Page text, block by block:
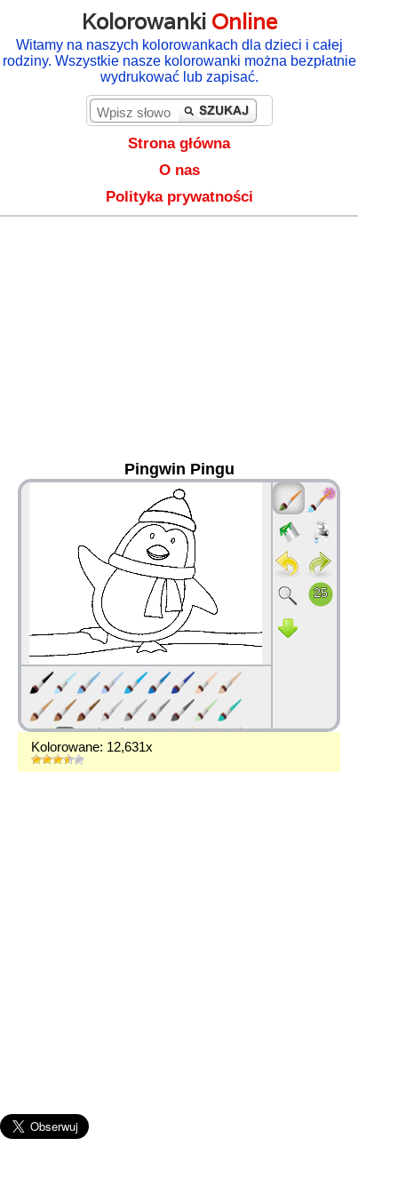
Kolorowanki Online
Witamy na naszych kolorowankach dla dzieci i całej
rodziny. Wszystkie nasze kolorowanki można bezpłatnie
wydrukować lub zapisać.
Strona główna
O nas
Polityka prywatności
Pingwin Pingu
Kolorowane: 12,631x